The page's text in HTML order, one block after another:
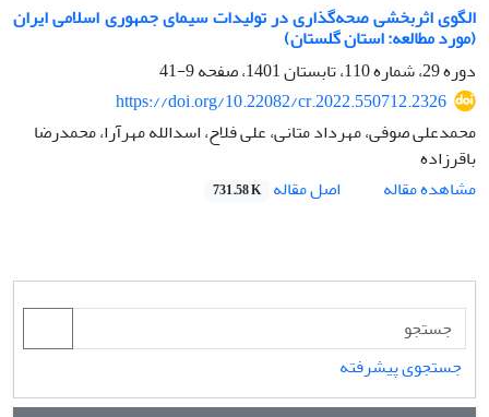
الگوی اثربخشی صحه‌گذاری در تولیدات سیمای جمهوری اسلامی ایران
(مورد مطالعه: استان گلستان)
دوره 29، شماره 110، تابستان 1401، صفحه
9-41
https://doi.org/10.22082/cr.2022.550712.2326
محمدعلی صوفی، مهرداد متانی، علی فلاح، اسدالله مهرآرا، محمد‌رضا
باقرزاده
مشاهده مقاله
اصل مقاله 731.58 K
جستجوی پیشرفته